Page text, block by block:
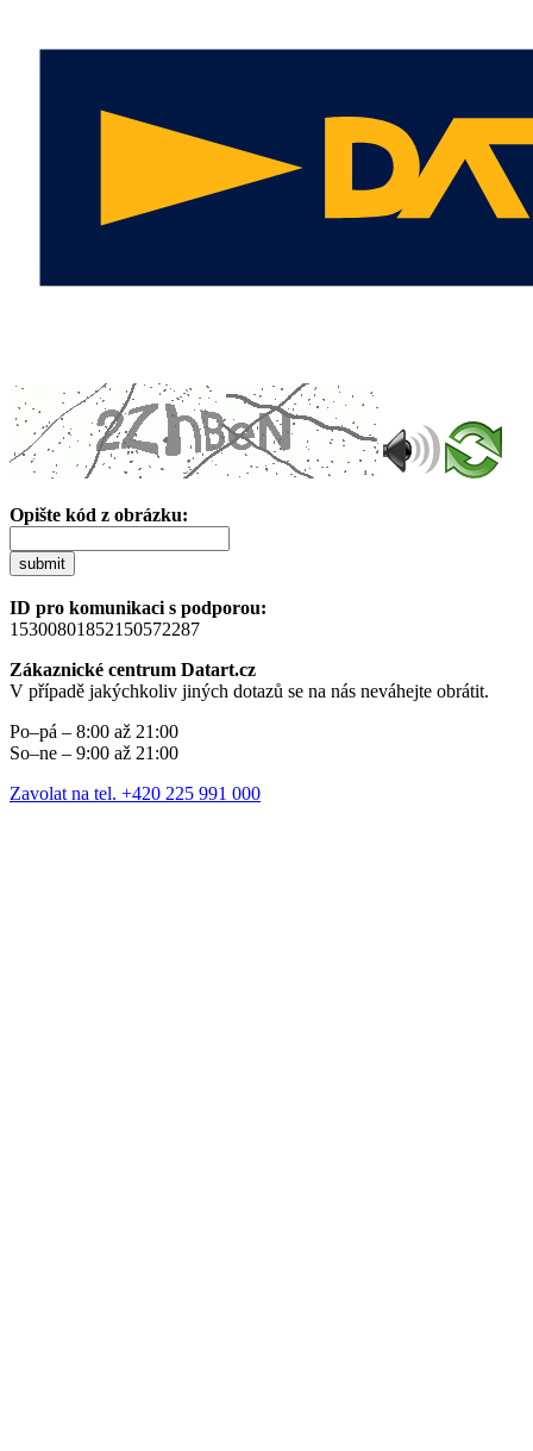
Opište kód z obrázku:
submit
ID pro komunikaci s podporou:
15300801852150572287
Zákaznické centrum Datart.cz
V případě jakýchkoliv jiných dotazů se na nás neváhejte obrátit.
Po–pá – 8:00 až 21:00
So–ne – 9:00 až 21:00
Zavolat na tel. +420 225 991 000